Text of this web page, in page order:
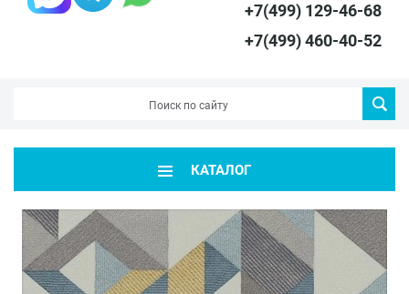
+7(499) 129-46-68
+7(499) 460-40-52
КАТАЛОГ